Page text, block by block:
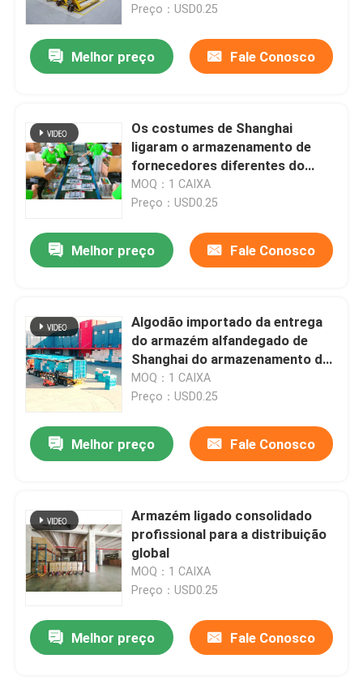
Para casa
de pacote de seleção
Preço：USD0.25
Melhor preço Fale Conosco
Os costumes de Shanghai
ligaram o armazenamento de
fornecedores diferentes do
armazenamento
MOQ：1 CAIXA
Preço：USD0.25
Melhor preço Fale Conosco
Algodão importado da entrega
do armazém alfandegado de
Shanghai do armazenamento de
Brasil
MOQ：1 CAIXA
Preço：USD0.25
Melhor preço Fale Conosco
Armazém ligado consolidado
profissional para a distribuição
global
MOQ：1 CAIXA
Preço：USD0.25
Melhor preço Fale Conosco